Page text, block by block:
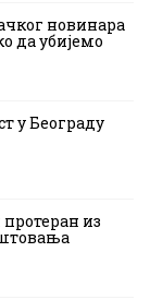
новинара
да убијемо
у Београду
из